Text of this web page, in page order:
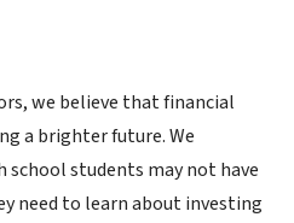
we believe that financial
a brighter future. We
students may not have
need to learn about investing